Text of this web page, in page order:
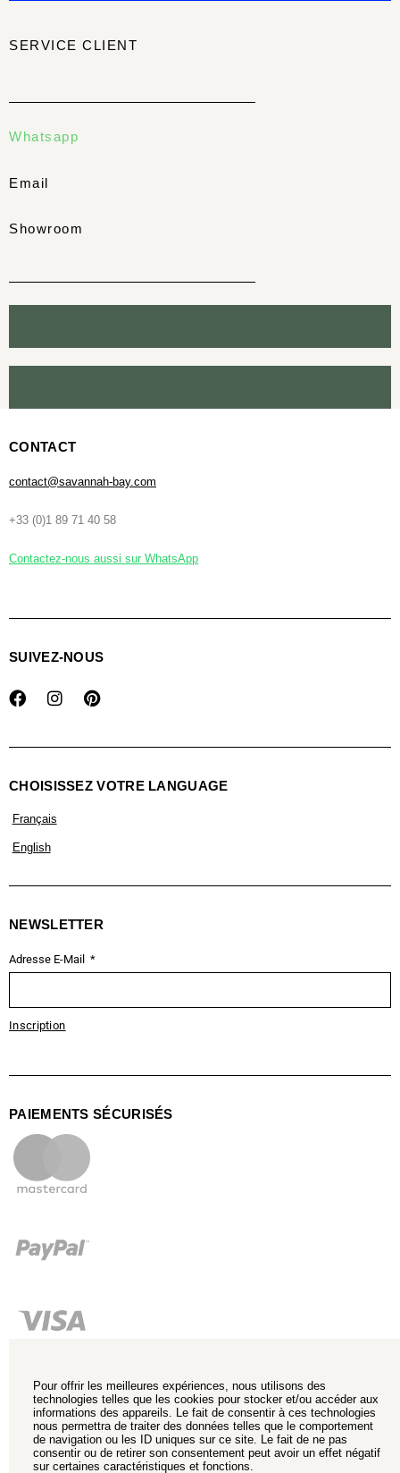
SERVICE CLIENT
Whatsapp
Email
Showroom
CONTACT
contact@savannah-bay.com
+33 (0)1 89 71 40 58
Contactez-nous aussi sur WhatsApp
SUIVEZ-NOUS
CHOISISSEZ VOTRE LANGUAGE
Français
English
NEWSLETTER
Adresse E-Mail
Inscription
PAIEMENTS SÉCURISÉS
Pour offrir les meilleures expériences, nous utilisons des
technologies telles que les cookies pour stocker et/ou accéder aux
informations des appareils. Le fait de consentir à ces technologies
nous permettra de traiter des données telles que le comportement
de navigation ou les ID uniques sur ce site. Le fait de ne pas
consentir ou de retirer son consentement peut avoir un effet négatif
sur certaines caractéristiques et fonctions.